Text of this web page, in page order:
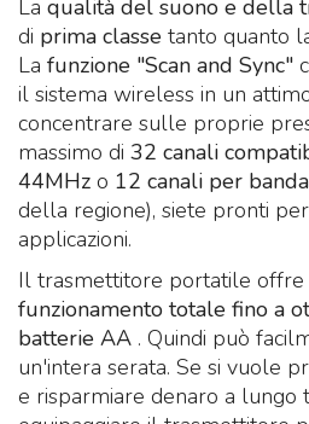
La qualità del suono e della
di prima classe tanto quanto
La funzione "Scan and Sync"
il sistema wireless in un
concentrare sulle proprie
massimo di 32 canali
44MHz o 12 canali per
della regione), siete pronti
applicazioni.
Il trasmettitore portatile offre
funzionamento totale fino a
batterie AA . Quindi può
un'intera serata. Se si vuole
e risparmiare denaro a lungo